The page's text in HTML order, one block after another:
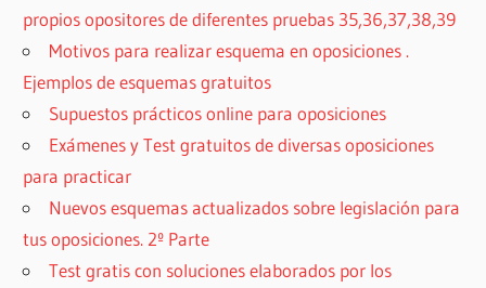
propios opositores de diferentes pruebas 35,36,37,38,39
Motivos para realizar esquema en oposiciones .
Ejemplos de esquemas gratuitos
Supuestos prácticos online para oposiciones
Exámenes y Test gratuitos de diversas oposiciones
para practicar
Nuevos esquemas actualizados sobre legislación para
tus oposiciones. 2º Parte
Test gratis con soluciones elaborados por los